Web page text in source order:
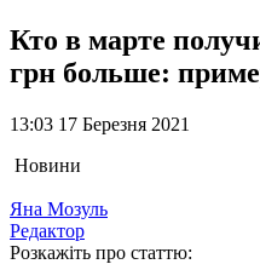
Кто в марте
грн больше:
13:03 17 Березня 2021
Новини
Яна Мозуль
Редактор
Розкажіть про статтю: